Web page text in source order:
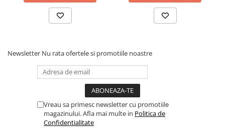
Newsletter Nu rata ofertele si promotiile noastre
Vreau sa primesc newsletter cu promotiile
magazinului. Afla mai multe in Politica de
Confidentialitate